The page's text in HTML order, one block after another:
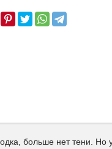
больше нет тени.